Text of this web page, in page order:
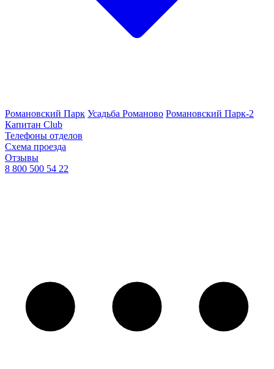
Романовский Парк Усадьба Романово Романовский Парк-2
Капитан Club
Телефоны отделов
Схема проезда
Отзывы
8 800 500 54 22